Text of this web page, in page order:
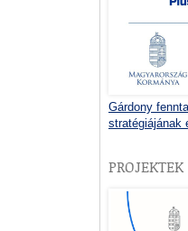
Gárdony
stratégiájának
PROJEKTEK